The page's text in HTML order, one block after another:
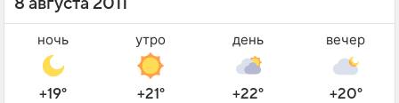
ночь
+19°
утро
+21°
день
+22°
вечер
+20°